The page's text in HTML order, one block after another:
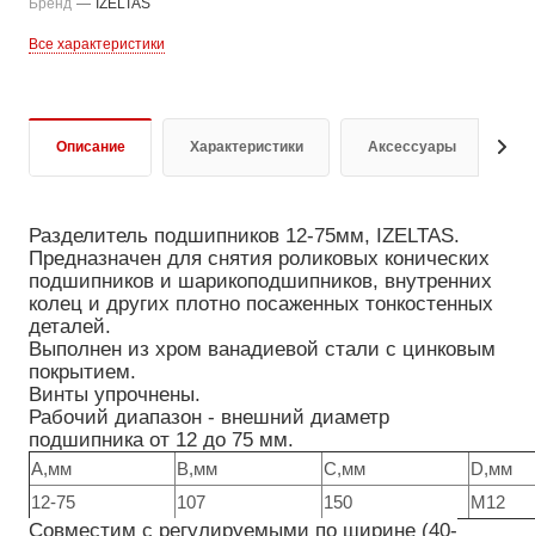
Бренд — IZELTAS
Все характеристики
Описание Характеристики Аксессуары
Разделитель подшипников 12-75мм, IZELTAS.
Предназначен для снятия роликовых конических
подшипников и шарикоподшипников, внутренних
колец и других плотно посаженных тонкостенных
деталей.
Выполнен из хром ванадиевой стали с цинковым
покрытием.
Винты упрочнены.
Рабочий диапазон - внешний диаметр
подшипника от 12 до 75 мм.
А,мм B,мм С,мм
D,мм
12-75
107 150 М12
Совместим с регулируемыми по ширине (40-